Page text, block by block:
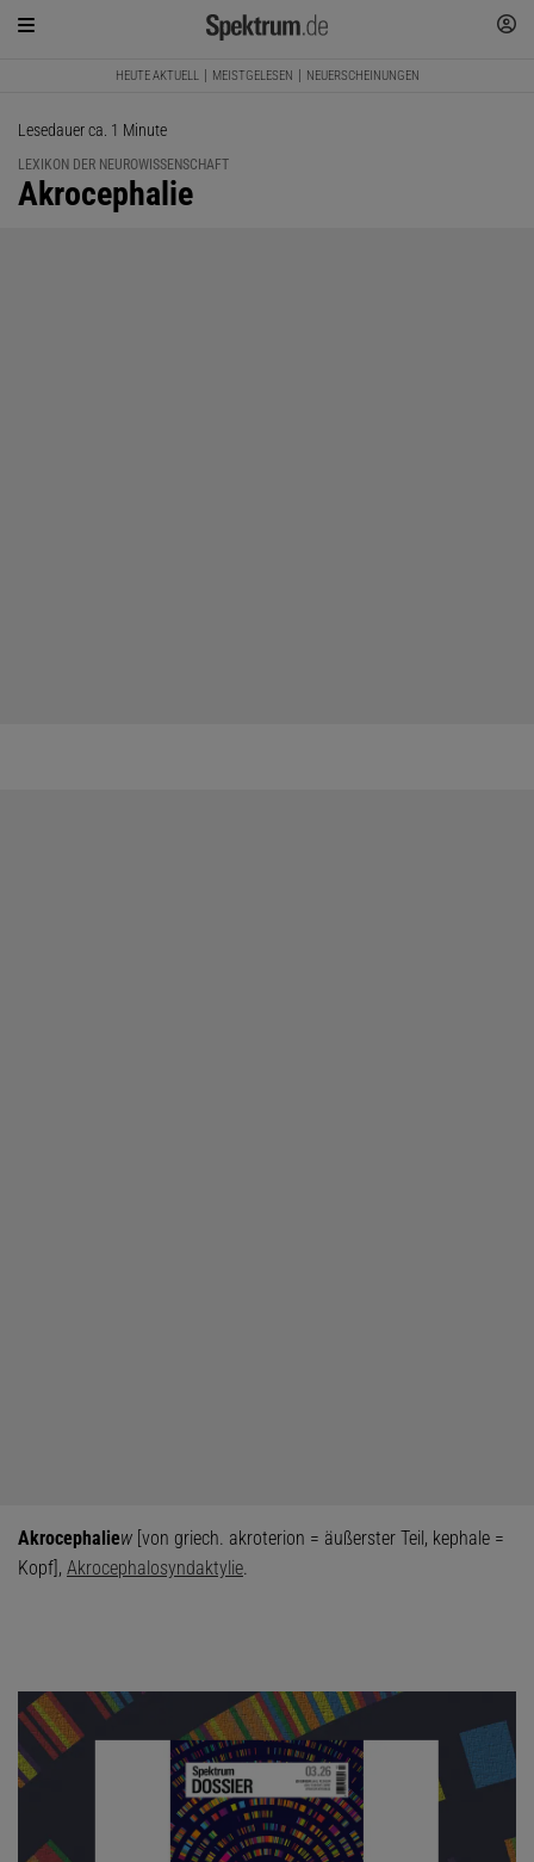
HEUTE AKTUELL MEISTGELESEN NEUERSCHEINUNGEN
Lesedauer ca. 1 Minute
LEXIKON DER NEUROWISSENSCHAFT
:
Akrocephalie
Akrocephaliew [von griech. akroterion = äußerster Teil, kephale =
Kopf], Akrocephalosyndaktylie.